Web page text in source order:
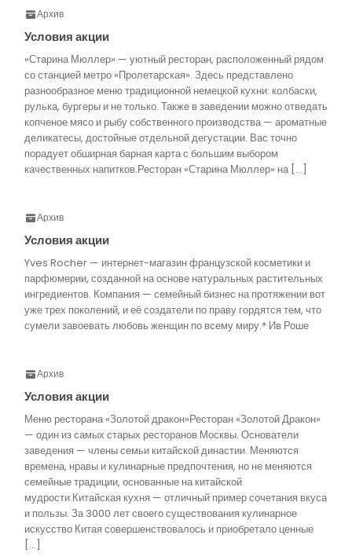
Архив
Условия акции
«Старина Мюллер» — уютный ресторан, расположенный рядом
со станцией метро «Пролетарская». Здесь представлено
разнообразное меню традиционной немецкой кухни: колбаски,
рулька, бургеры и не только. Также в заведении можно отведать
копченое мясо и рыбу собственного производства — ароматные
деликатесы, достойные отдельной дегустации. Вас точно
порадует обширная барная карта с большим выбором
качественных напитков.Ресторан «Старина Мюллер» на […]
Архив
Условия акции
Yves Rocher — интернет-магазин французской косметики и
парфюмерии, созданной на основе натуральных растительных
ингредиентов. Компания — семейный бизнес на протяжении вот
уже трех поколений, и её создатели по праву гордятся тем, что
сумели завоевать любовь женщин по всему миру.* Ив Роше
Архив
Условия акции
Меню ресторана «Золотой дракон»Ресторан «Золотой Дракон»
— один из самых старых ресторанов Москвы. Основатели
заведения — члены семьи китайской династии. Меняются
времена, нравы и кулинарные предпочтения, но не меняются
семейные традиции, основанные на китайской
мудрости.Китайская кухня — отличный пример сочетания вкуса
и пользы. За 3000 лет своего существования кулинарное
искусство Китая совершенствовалось и приобретало ценные
[…]